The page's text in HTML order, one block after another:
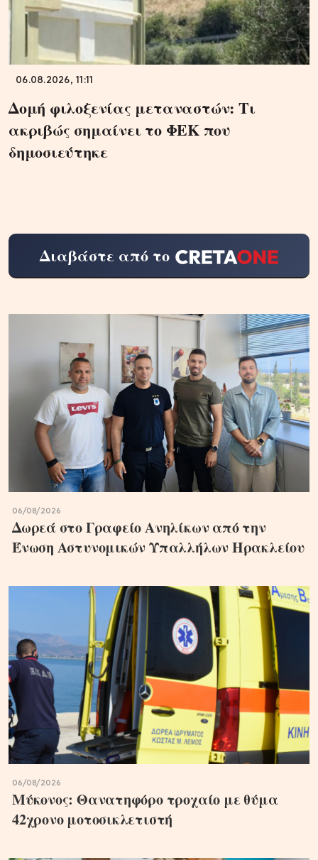
06.08.2026, 11:11
Δομή φιλοξενίας μεταναστών: Τι
ακριβώς σημαίνει το ΦΕΚ που
δημοσιεύτηκε
Διαβάστε από το
06/08/2026
Δωρεά στο Γραφείο Ανηλίκων από την
Ένωση Αστυνομικών Υπαλλήλων Ηρακλείου
06/08/2026
Μύκονος: Θανατηφόρο τροχαίο με θύμα
42χρονο μοτοσικλετιστή